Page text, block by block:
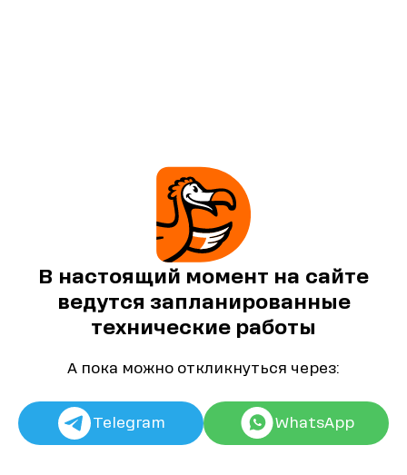
В настоящий момент на сайте
ведутся запланированные
технические работы
А пока можно откликнуться через:
Telegram WhatsApp